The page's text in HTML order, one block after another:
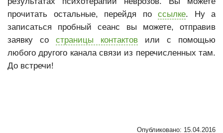
прочитать остальные, перейдя по ссылке. Ну а
записаться пробный сеанс вы можете, отправив
заявку со страницы контактов или с помощью
любого другого канала связи из перечисленных там.
До встречи!
Опубликовано: 15.04.2016